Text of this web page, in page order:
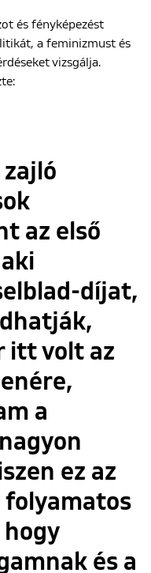
és fényképezést
a feminizmust és
vizsgálja.
az első
díjat,
itt volt az
a
ez az
folyamatos
és a